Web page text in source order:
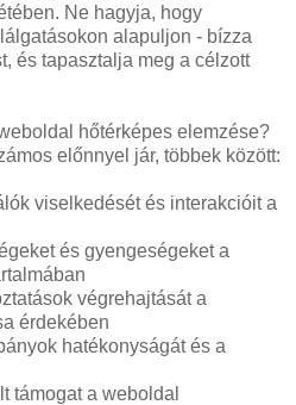
Ne hagyja, hogy
alapuljon - bízza
és tapasztalja meg a célzott
hőtérképes elemzése?
előnnyel jár, többek között:
viselkedését és interakcióit a
és gyengeségeket a
végrehajtását a
érdekében
hatékonyságát és a
támogat a weboldal